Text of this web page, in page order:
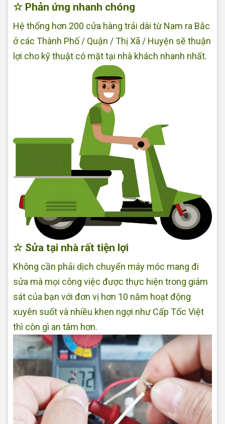
☆ Phản ứng nhanh chóng
Hệ thống hơn 200 cửa hàng trải dài từ Nam ra Bắc
ở các Thành Phố / Quận / Thị Xã / Huyện sẽ thuận
lợi cho kỹ thuật có mặt tại nhà khách nhanh nhất.
☆ Sửa tại nhà rất tiện lợi
Không cần phải dịch chuyển máy móc mang đi
sửa mà mọi công việc được thực hiện trong giám
sát của bạn với đơn vị hơn 10 năm hoạt động
xuyên suốt và nhiều khen ngợi như Cấp Tốc Việt
thì còn gì an tâm hơn.